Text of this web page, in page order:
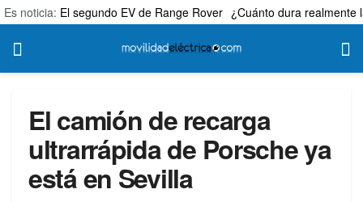
Es noticia: El segundo EV de Range Rover ¿Cuánto dura realmente
El camión de recarga
ultrarrápida de Porsche ya
está en Sevilla